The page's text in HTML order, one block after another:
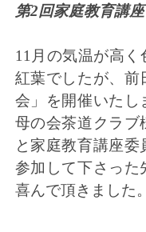
第2回家庭教育講座
11月の気温が高く
紅葉でしたが、前
会」を開催いたし
母の会茶道クラブ
と家庭教育講座委
参加して下さった
喜んで頂きました。